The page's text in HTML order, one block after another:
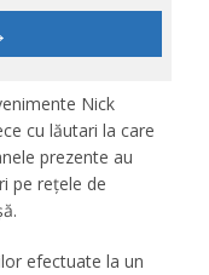
Nick
cu lăutari la care
prezente au
pe rețele de
efectuate la un